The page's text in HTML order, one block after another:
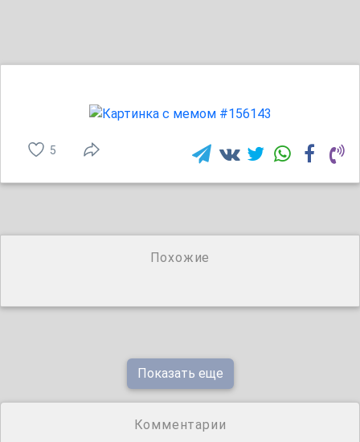
5
Похожие
Показать еще
Комментарии